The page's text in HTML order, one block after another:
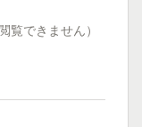
覧できません）